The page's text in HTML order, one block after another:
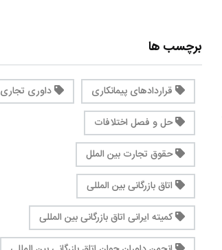
برچسب ها
قراردادهای پیمانکاری
داوری تجاری
حل و فصل اختلافات
حقوق تجارت بین الملل
اتاق بازرگانی بین المللی
کمیته ایرانی اتاق بازرگانی بین المللی